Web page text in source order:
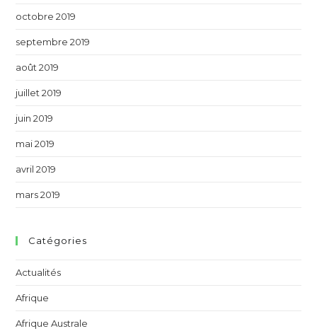
octobre 2019
septembre 2019
août 2019
juillet 2019
juin 2019
mai 2019
avril 2019
mars 2019
Catégories
Actualités
Afrique
Afrique Australe